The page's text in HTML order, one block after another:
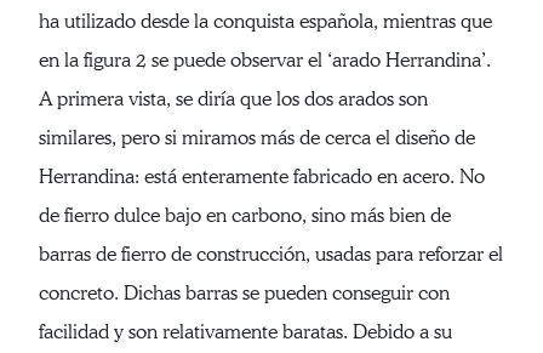
ha utilizado desde la conquista española, mientras que
en la figura 2 se puede observar el ‘arado Herrandina’.
A primera vista, se diría que los dos arados son
similares, pero si miramos más de cerca el diseño de
Herrandina: está enteramente fabricado en acero. No
de fierro dulce bajo en carbono, sino más bien de
barras de fierro de construcción, usadas para reforzar el
concreto. Dichas barras se pueden conseguir con
facilidad y son relativamente baratas. Debido a su